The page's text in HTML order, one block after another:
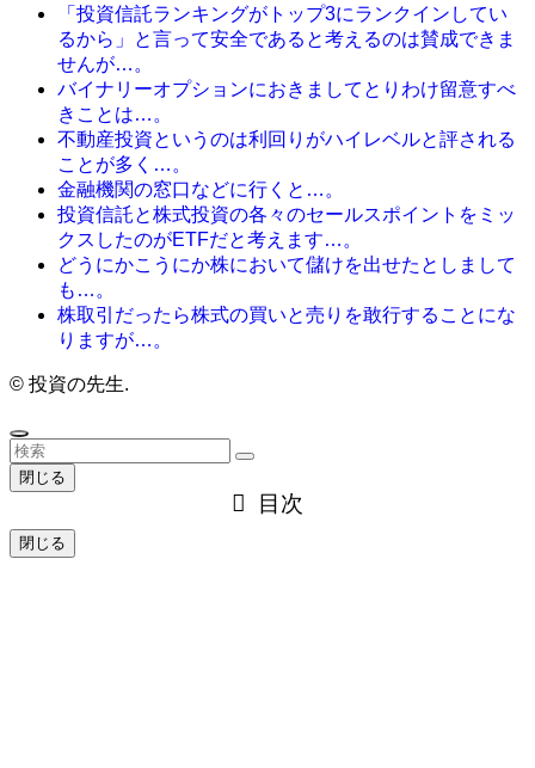
「投資信託ランキングがトップ3にランクインしてい
るから」と言って安全であると考えるのは賛成できま
せんが…。
バイナリーオプションにおきましてとりわけ留意すべ
きことは…。
不動産投資というのは利回りがハイレベルと評される
ことが多く…。
金融機関の窓口などに行くと…。
投資信託と株式投資の各々のセールスポイントをミッ
クスしたのがETFだと考えます…。
どうにかこうにか株において儲けを出せたとしまして
も…。
株取引だったら株式の買いと売りを敢行することにな
りますが…。
© 投資の先生.
閉じる
目次
閉じる